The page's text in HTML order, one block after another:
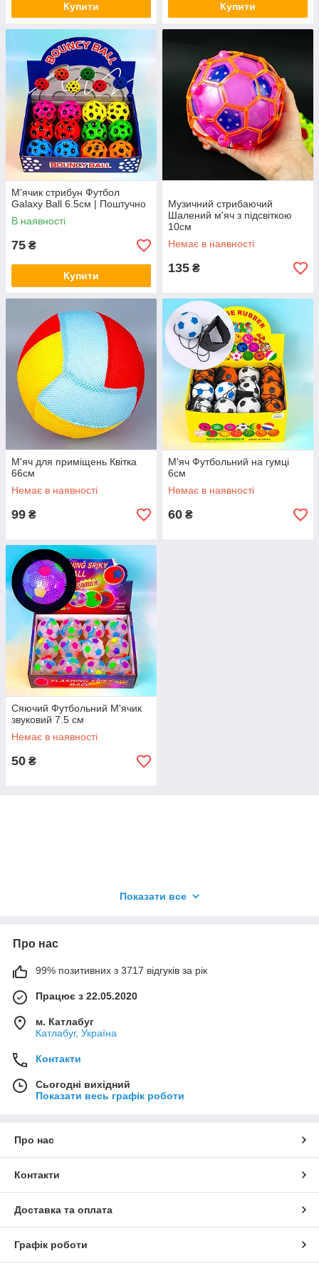
Купити Купити
М'ячик стрибун Футбол
Galaxy Ball 6.5см | Поштучно
В наявності
75 ₴
Купити
Музичний стрибаючий
Шалений м'яч з підсвіткою
10см
Немає в наявності
135 ₴
М'яч для приміщень Квітка
66см
Немає в наявності
99 ₴
М'яч Футбольний на гумці
6см
Немає в наявності
60 ₴
Сяючий Футбольний М'ячик
звуковий 7.5 см
Немає в наявності
50 ₴
Щоб купити даний товар заповніть форму замовлення
Наші менеджери із задоволенням допоможуть підібрати
для Вас товар під будь-яке свято.
Показати все
Про нас
99% позитивних з 3717 відгуків за рік
Працює з 22.05.2020
м. Катлабуг
Катлабуг, Україна
Контакти
Сьогодні вихідний
Показати весь графік роботи
Про нас
Контакти
Доставка та оплата
Графік роботи